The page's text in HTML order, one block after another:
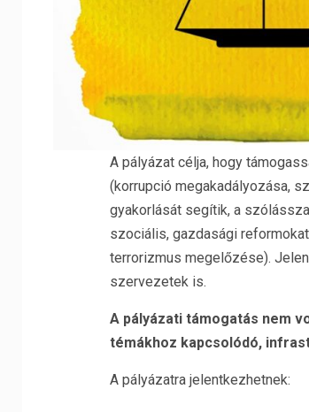
A pályázat célja, hogy
(korrupció megakadályozása,
gyakorlását segítik, a
szociális, gazdasági
terrorizmus megelőzése).
szervezetek is.
A pályázati támogatás nem
témákhoz kapcsolódó,
A pályázatra jelentkezhetnek: